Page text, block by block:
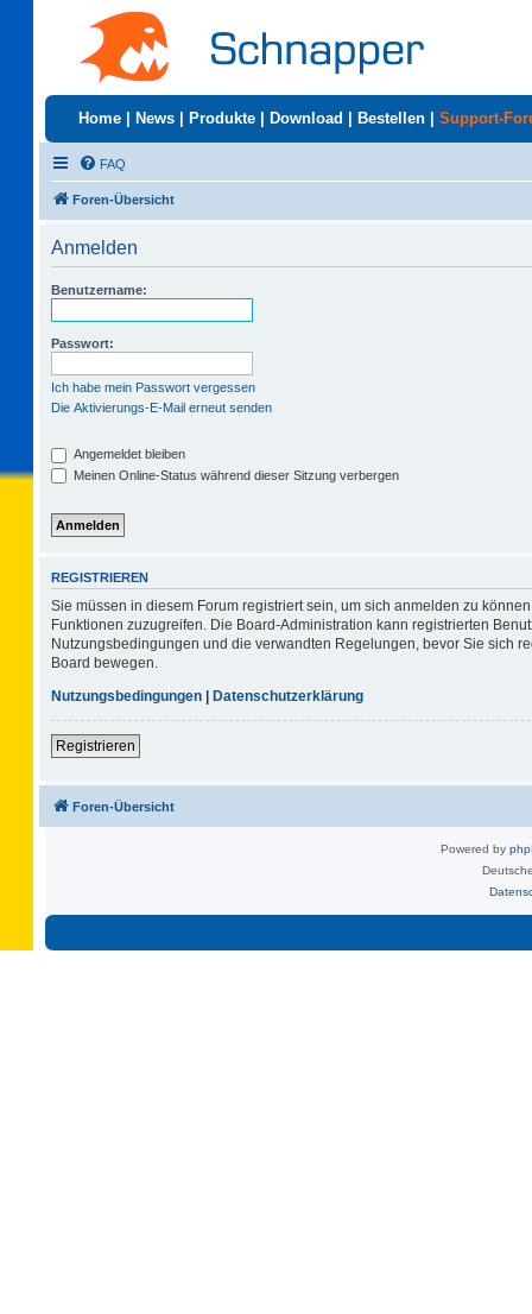
Home News Produkte Download Bestellen Support-
FAQ
Foren-Übersicht
Anmelden
Benutzername:
Passwort:
Ich habe mein Passwort vergessen
Die Aktivierungs-E-Mail erneut senden
Angemeldet bleiben
Meinen Online-Status während dieser Sitzung verbergen
REGISTRIEREN
Sie müssen in diesem Forum registriert sein, um sich anmelden zu
Funktionen zuzugreifen. Die Board-Administration kann registrierten
Nutzungsbedingungen und die verwandten Regelungen, bevor Sie sich
Board bewegen.
Nutzungsbedingungen | Datenschutzerklärung
Registrieren
Foren-Übersicht
Powered by